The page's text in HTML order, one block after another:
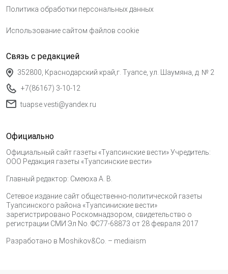
Политика обработки персональных данных
Использование сайтом файлов cookie
Связь с редакцией
352800, Краснодарский край,г. Туапсе, ул. Шаумяна, д. № 2
+7(86167) 3-10-12
tuapse.vesti@yandex.ru
Официально
Официальный сайт газеты «Туапсинские вести» Учредитель:
ООО Редакция газеты «Туапсинские вести»
Главный редактор: Смеюха А. В.
Сетевое издание сайт общественно-политической газеты
Туапсинского района «Туапсиниские вести»
зарегистрировано Роскомнадзором, свидетельство о
регистрации СМИ Эл No. ФС77-68873 от 28 февраля 2017
Разработано в Moshikov&Co. – mediaism